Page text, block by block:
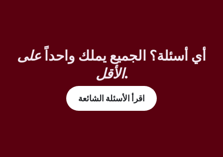
أي أسئلة؟ الجميع يملك واحداً على
الأقل.
اقرأ الأسئلة الشائعة